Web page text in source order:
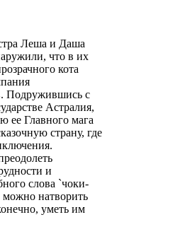
Леша и Даша
что в их
кота
Подружившись с
Астралия,
ее Главного мага
страну, где
и
слова `чоки-
натворить
уметь им